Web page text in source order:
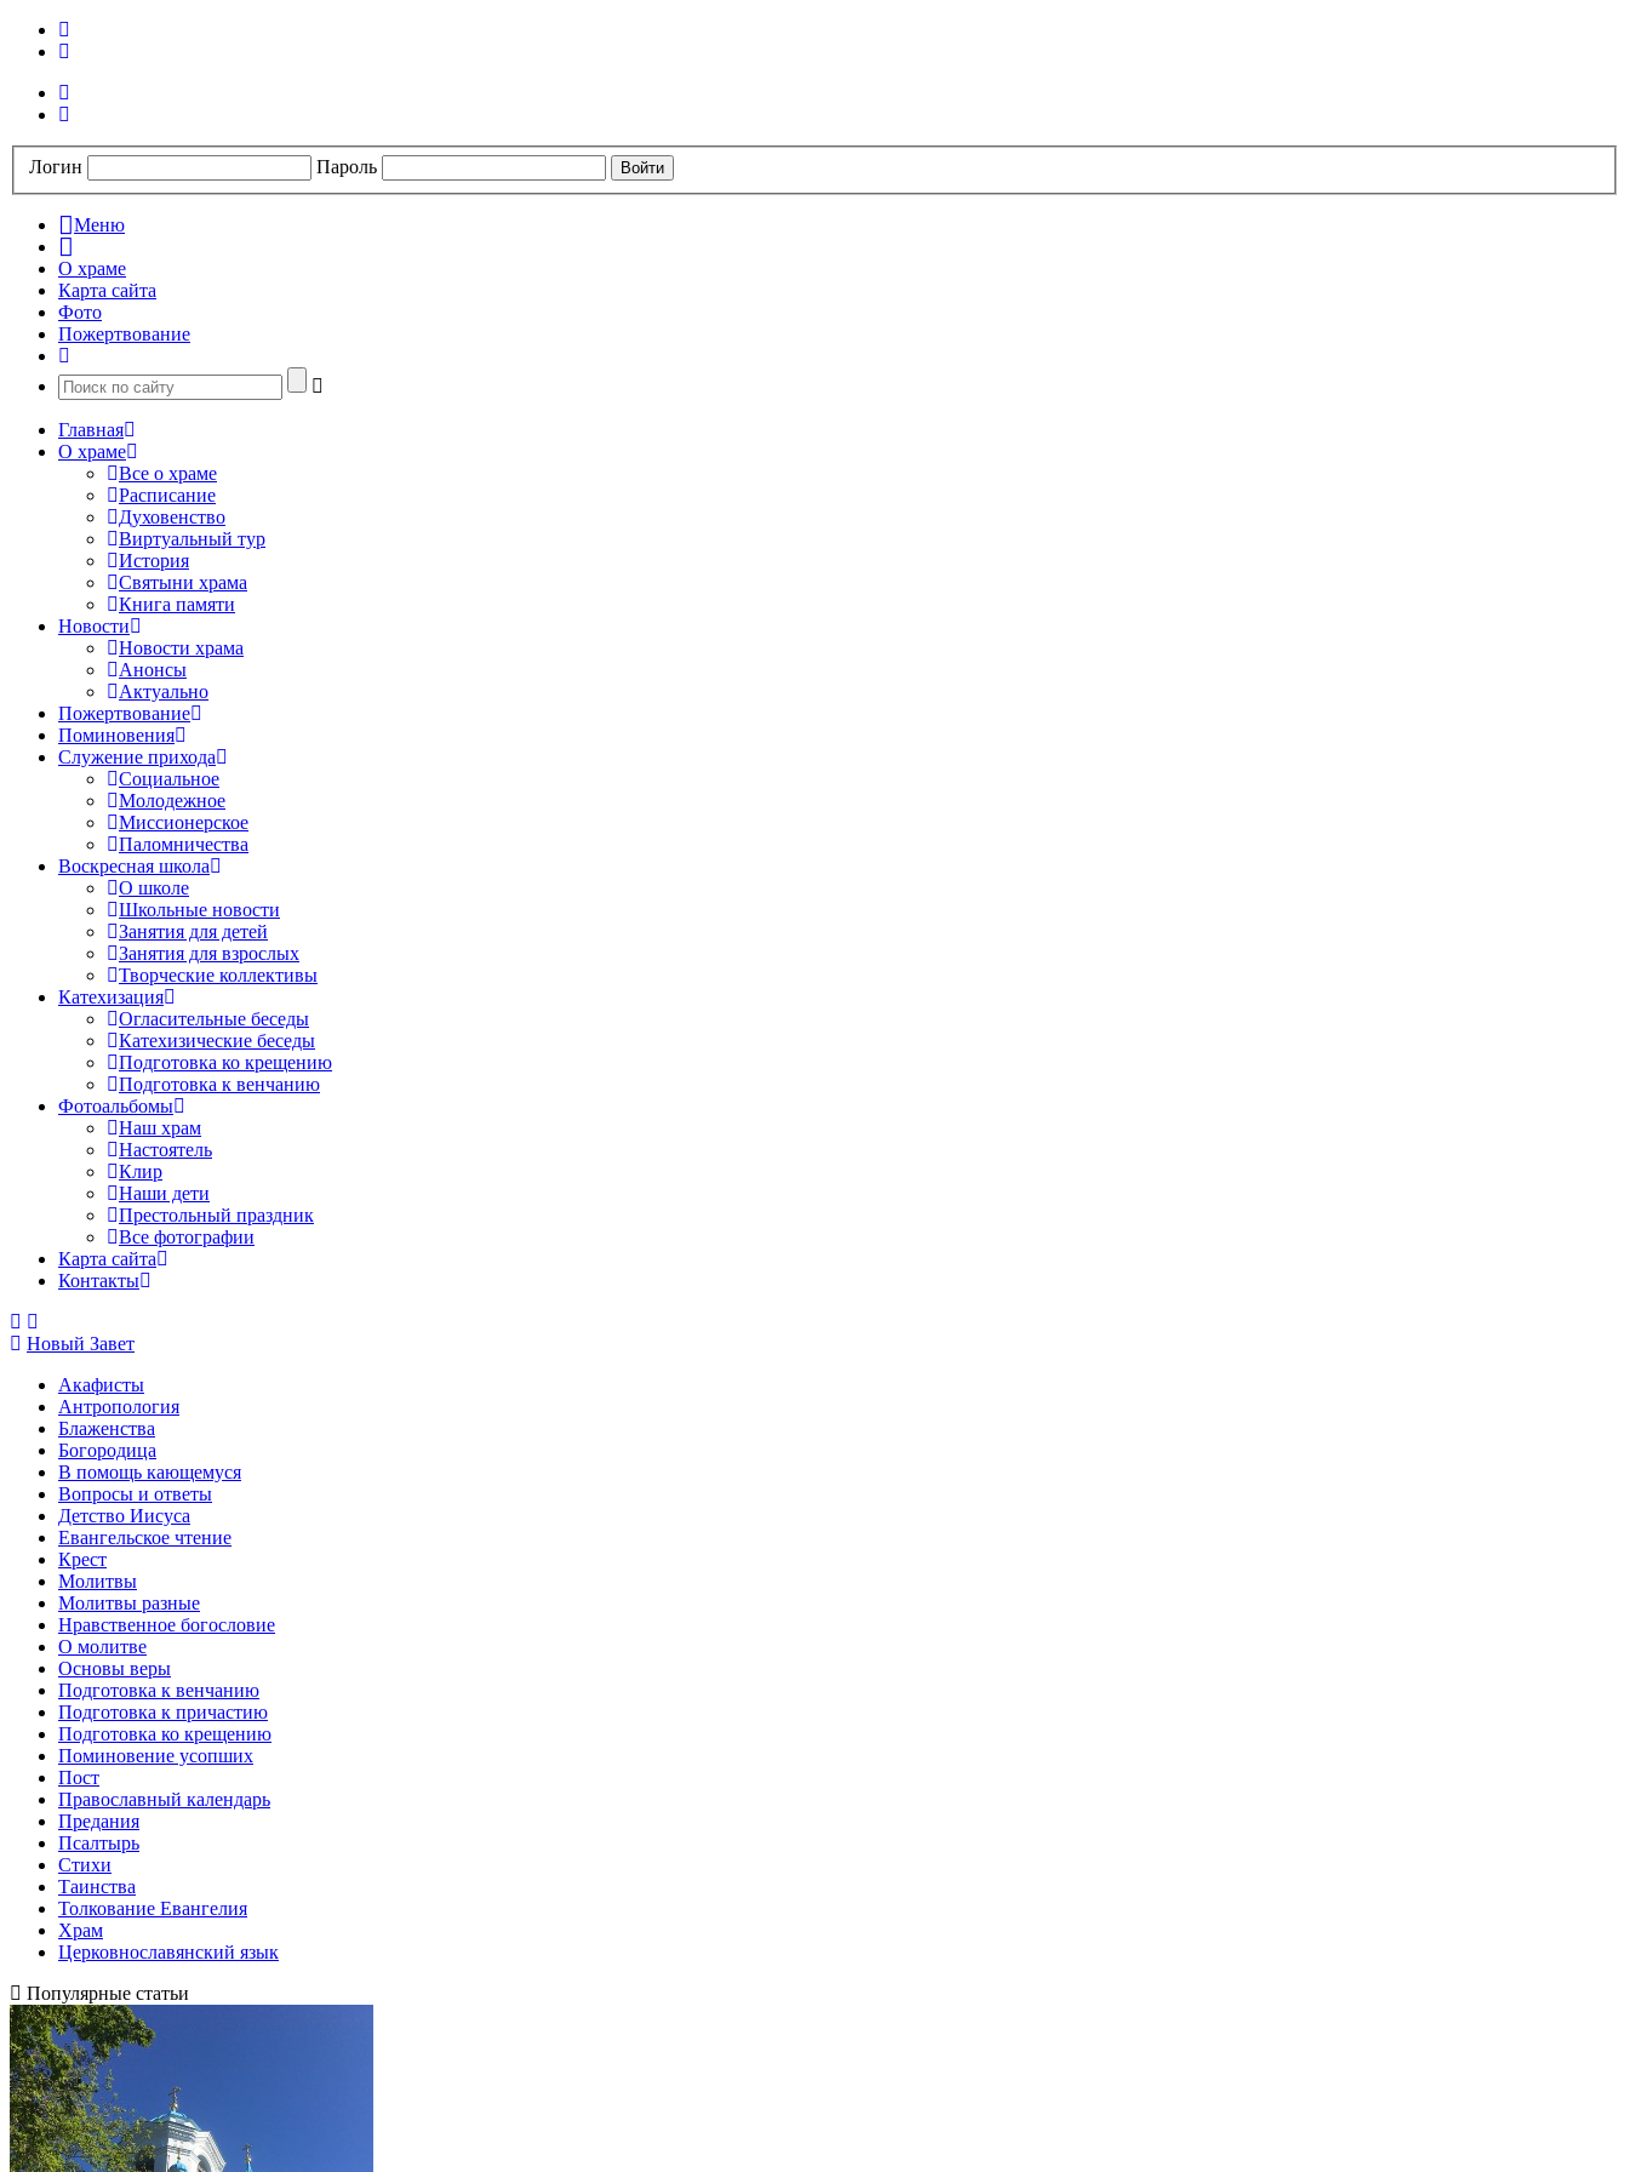
Логин Пароль
Меню
О храме
Карта сайта
Фото
Пожертвование
Главная
О храме
Все о храме
Расписание
Духовенство
Виртуальный тур
История
Святыни храма
Книга памяти
Новости
Новости храма
Анонсы
Актуально
Пожертвование
Поминовения
Служение прихода
Социальное
Молодежное
Миссионерское
Паломничества
Воскресная школа
О школе
Школьные новости
Занятия для детей
Занятия для взрослых
Творческие коллективы
Катехизация
Огласительные беседы
Катехизические беседы
Подготовка ко крещению
Подготовка к венчанию
Фотоальбомы
Наш храм
Настоятель
Клир
Наши дети
Престольный праздник
Все фотографии
Карта сайта
Контакты
Новый Завет
Акафисты
Антропология
Блаженства
Богородица
В помощь кающемуся
Вопросы и ответы
Детство Иисуса
Евангельское чтение
Крест
Молитвы
Молитвы разные
Нравственное богословие
О молитве
Основы веры
Подготовка к венчанию
Подготовка к причастию
Подготовка ко крещению
Поминовение усопших
Пост
Православный календарь
Предания
Псалтырь
Стихи
Таинства
Толкование Евангелия
Храм
Церковнославянский язык
Популярные статьи